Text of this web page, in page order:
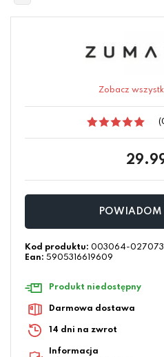
Zobacz
POWIADOM
Kod produktu: 003064-027073
Ean: 5905316619609
Produkt niedostępny
Darmowa dostawa
14 dni na zwrot
Informacja